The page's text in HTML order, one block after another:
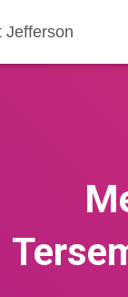
Jefferson